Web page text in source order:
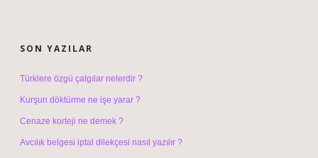
SON YAZILAR
Türklere özgü çalgılar nelerdir ?
Kurşun döktürme ne işe yarar ?
Cenaze korteji ne demek ?
Avcılık belgesi iptal dilekçesi nasıl yazılır ?